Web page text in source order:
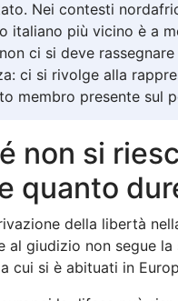
Nei contesti
italiano più vicino è a
ci si deve
ci si rivolge alla
membro presente sul
non si
quanto
della libertà
al giudizio non segue la
cui si è abituati in